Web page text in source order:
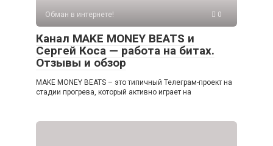
Обман в интернете! 0
Канал MAKE MONEY BEATS и
Сергей Коса — работа на битах.
Отзывы и обзор
MAKE MONEY BEATS – это типичный Телеграм-проект на
стадии прогрева, который активно играет на